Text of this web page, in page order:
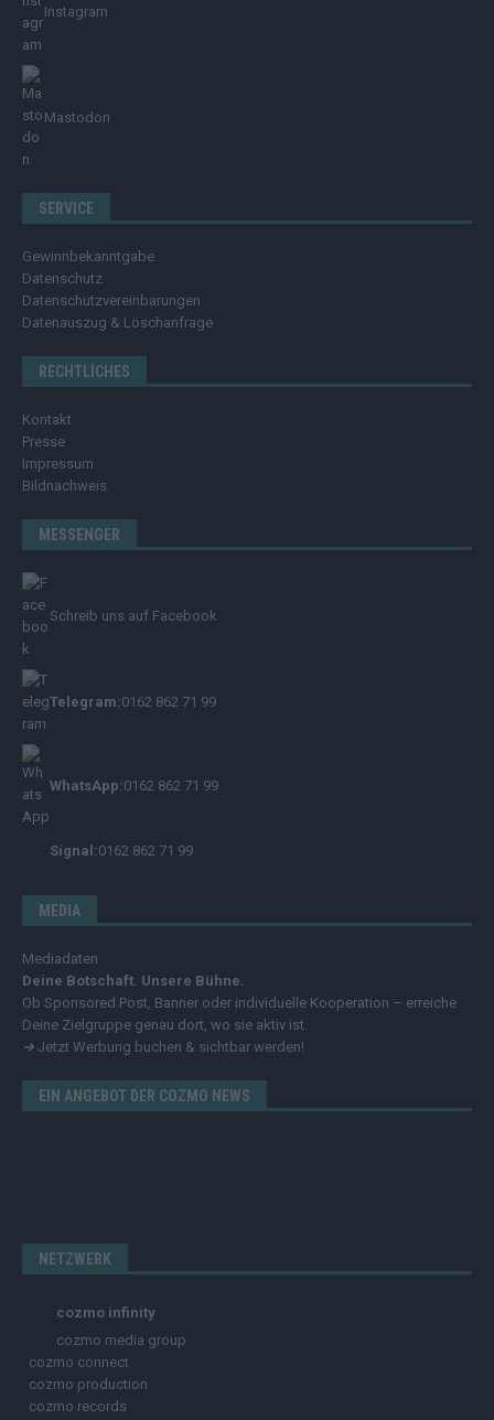
Instagram
Mastodon
SERVICE
Gewinnbekanntgabe
Datenschutz
Datenschutzvereinbarungen
Datenauszug & Löschanfrage
RECHTLICHES
Kontakt
Presse
Impressum
Bildnachweis
MESSENGER
Schreib uns auf Facebook
Telegram:0162 862 71 99
WhatsApp:0162 862 71 99
Signal:0162 862 71 99
MEDIA
Mediadaten
Deine Botschaft. Unsere Bühne.
Ob Sponsored Post, Banner oder individuelle Kooperation – erreiche
Deine Zielgruppe genau dort, wo sie aktiv ist.
➔ Jetzt Werbung buchen & sichtbar werden!
EIN ANGEBOT DER COZMO NEWS
NETZWERK
cozmo infinity
cozmo media group
cozmo connect
cozmo production
cozmo records